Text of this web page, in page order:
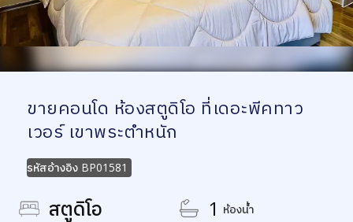
ขายคอนโด ห้องสตูดิโอ ที่เดอะพีคทาว
เวอร์ เขาพระตำหนัก
รหัสอ้างอิง BP01581
สตูดิโอ 1 ห้องน้ำ